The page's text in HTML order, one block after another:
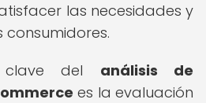
las necesidades y
clave del análisis de
es la evaluación